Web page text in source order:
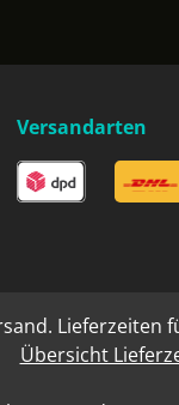
Versandarten
Übersicht